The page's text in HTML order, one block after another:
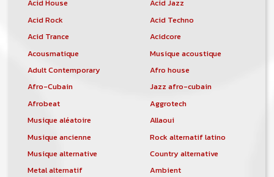
Acid House
Acid Jazz
Acid Rock
Acid Techno
Acid Trance
Acidcore
Acousmatique
Musique acoustique
Adult Contemporary
Afro house
Afro-Cubain
Jazz afro-cubain
Afrobeat
Aggrotech
Musique aléatoire
Allaoui
Musique ancienne
Rock alternatif latino
Musique alternative
Country alternative
Metal alternatif
Ambient